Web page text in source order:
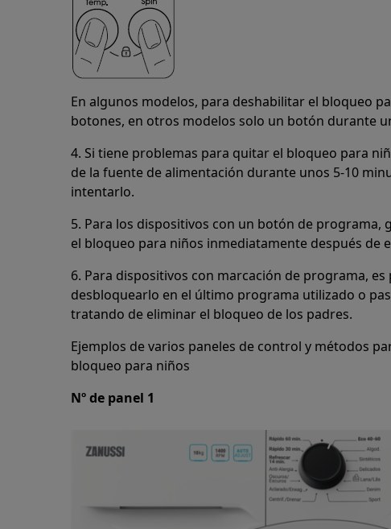
En algunos modelos, para deshabilitar el bloqueo
botones, en otros modelos solo un botón durante
4. Si tiene problemas para quitar el bloqueo para
de la fuente de alimentación durante unos 5-10
intentarlo.
5. Para los dispositivos con un botón de programa,
el bloqueo para niños inmediatamente después de
6. Para dispositivos con marcación de programa, es
desbloquearlo en el último programa utilizado o
tratando de eliminar el bloqueo de los padres.
Ejemplos de varios paneles de control y métodos
bloqueo para niños
Nº de panel 1